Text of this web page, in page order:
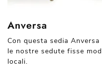
Anversa
Con questa sedia
le nostre sedute fisse
locali.